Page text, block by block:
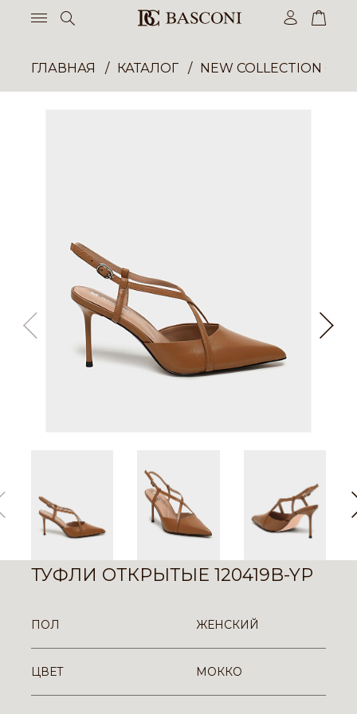
ГЛАВНАЯ КАТАЛОГ NEW COLLECTION
ТУФЛИ ОТКРЫТЫЕ 120419B-YP
ПОЛ ЖЕНСКИЙ
ЦВЕТ МОККО